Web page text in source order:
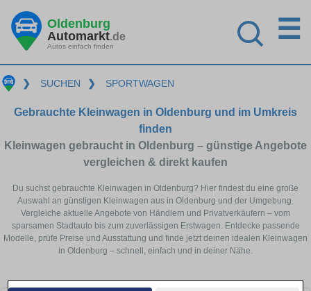
Oldenburg
Automarkt.de
Autos einfach finden
☰
❯ SUCHEN ❯ SPORTWAGEN
Gebrauchte Kleinwagen in Oldenburg und im Umkreis
finden
Kleinwagen gebraucht in Oldenburg – günstige Angebote
vergleichen & direkt kaufen
Du suchst gebrauchte Kleinwagen in Oldenburg? Hier findest du eine große
Auswahl an günstigen Kleinwagen aus in Oldenburg und der Umgebung.
Vergleiche aktuelle Angebote von Händlern und Privatverkäufern – vom
sparsamen Stadtauto bis zum zuverlässigen Erstwagen. Entdecke passende
Modelle, prüfe Preise und Ausstattung und finde jetzt deinen idealen Kleinwagen
in Oldenburg – schnell, einfach und in deiner Nähe.